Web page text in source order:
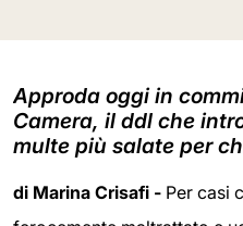
Approda oggi in
Camera, il ddl che
multe più salate per
di Marina Crisafi - Per casi